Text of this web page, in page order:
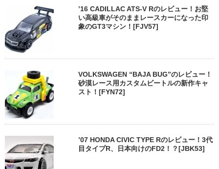
’16 CADILLAC ATS-V Rのレビュー！お堅
い高級車がそのままレースカーになった印
象のGT3マシン！[FJV57]
VOLKSWAGEN “BAJA BUG”のレビュー！
砂漠レース用カスタムビートルの新作キャ
スト！[FYN72]
’07 HONDA CIVIC TYPE Rのレビュー！3代
目タイプR、日本向けのFD2！？[JBK53]